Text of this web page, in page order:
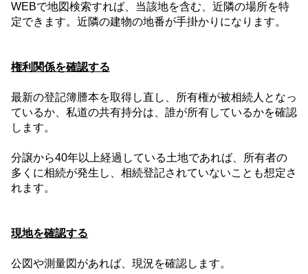
WEBで地図検索すれば、当該地を含む、近隣の場所を特
定できます。近隣の建物の地番が手掛かりになります。
権利関係を確認する
最新の登記簿謄本を取得し直し、所有権が被相続人となっ
ているか、私道の共有持分は、誰が所有しているかを確認
します。
分譲から40年以上経過している土地であれば、所有者の
多くに相続が発生し、相続登記されていないことも想定さ
れます。
現地を確認する
公図や測量図があれば、現況を確認します。